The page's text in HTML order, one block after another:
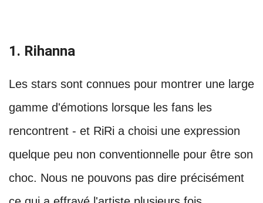
1. Rihanna
Les stars sont connues pour montrer une large
gamme d'émotions lorsque les fans les
rencontrent - et RiRi a choisi une expression
quelque peu non conventionnelle pour être son
choc. Nous ne pouvons pas dire précisément